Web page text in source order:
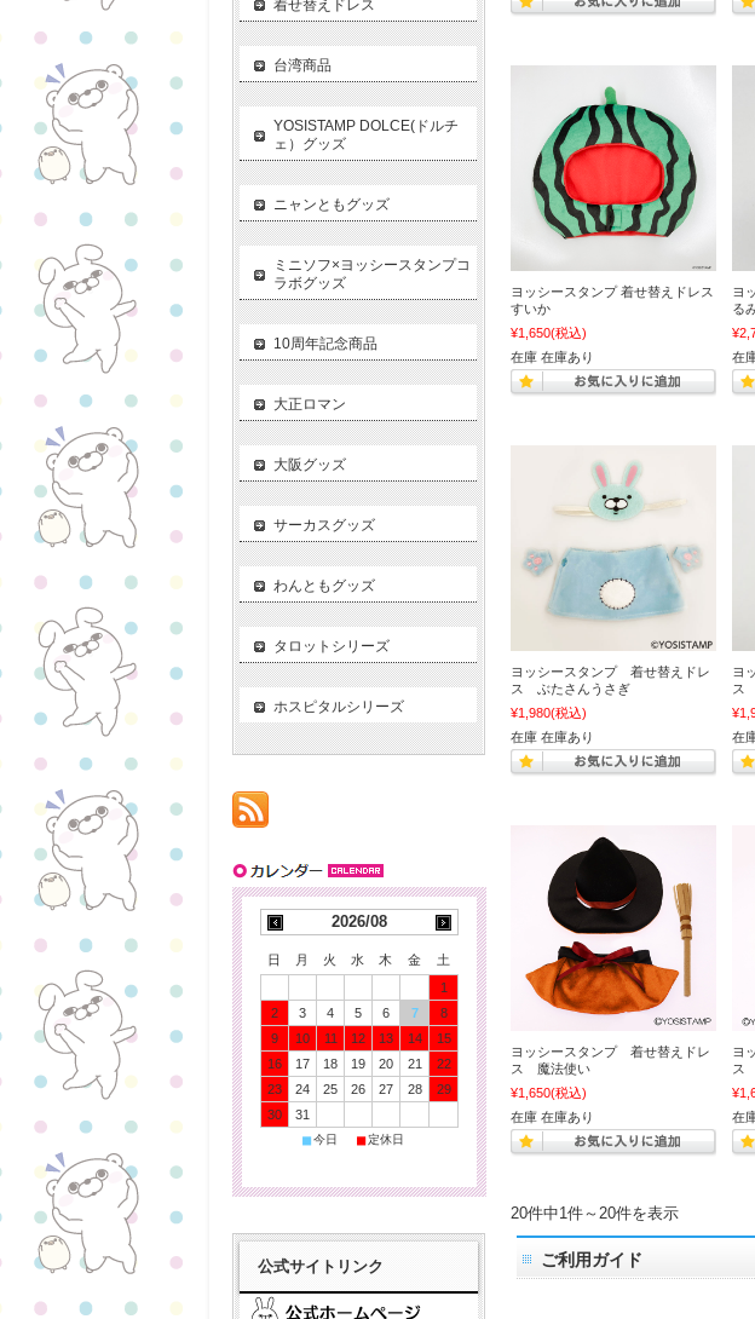
ヨッシースタンプ 着せ替えドレス
すいか
¥1,650(税込)
在庫 在庫あり
ヨ
る
在
ヨッシースタンプ 着せ替えドレ
ス ぶたさんうさぎ
¥1,980(税込)
在庫 在庫あり
ヨ
ス
在
ヨッシースタンプ 着せ替えドレ
ス 魔法使い
¥1,650(税込)
在庫 在庫あり
ヨ
ス
在
20件中1件～20件を表示
ご利用ガイド
着せ替えドレス
台湾商品
YOSISTAMP DOLCE(ドルチ
ェ）グッズ
ニャンともグッズ
ミニソフ×ヨッシースタンプコ
ラボグッズ
10周年記念商品
大正ロマン
大阪グッズ
サーカスグッズ
わんともグッズ
タロットシリーズ
ホスピタルシリーズ
2026/08
日 月 火 水 木 金
土
1
2
3 4 5 6 7
8
9
10 11 12 13 14
15
16
17 18 19 20 21
22
23
24 25 26 27 28
29
30
31
■今日 ■定休日
公式サイトリンク